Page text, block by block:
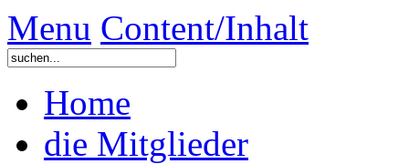
Menu Content/Inhalt
Home
die Mitglieder